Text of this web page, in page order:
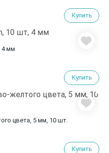
Купить
4 мм
Купить
цвета, 5 мм, 10 шт.
Купить